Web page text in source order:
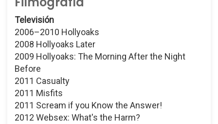
Televisión
2006–2010 Hollyoaks
2008 Hollyoaks Later
2009 Hollyoaks: The Morning After the Night
Before
2011 Casualty
2011 Misfits
2011 Scream if you Know the Answer!
2012 Websex: What's the Harm?